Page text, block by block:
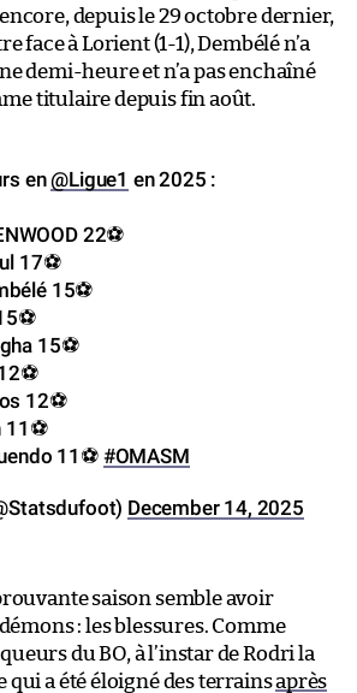
depuis le 29 octobre dernier,
face à Lorient (1-1), Dembélé n’a
demi-heure et n’a pas enchaîné
titulaire depuis fin août.
en@Ligue1 en 2025 :
22⚽️
17⚽️
15⚽️
15⚽️
12⚽️
11⚽️
11⚽️ #OMASM
December 14, 2025
saison semble avoir
: les blessures. Comme
du BO, à l’instar de Rodri la
qui a été éloigné des terrainsaprès